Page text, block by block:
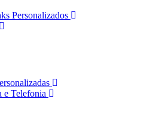
Personalizados
e Telefonia